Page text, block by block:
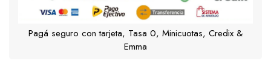
Pagá seguro con tarjeta, Tasa 0, Minicuotas, Credix &
Emma